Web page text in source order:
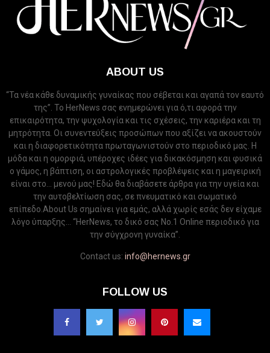
ABOUT US
“Τα νέα κάθε δυναμικής γυναίκας που σέβεται και αγαπά τον εαυτό
της”. Το HerNews σας ενημερώνει για ό,τι αφορά την
επικαιρότητα, την ψυχολογία και τις σχέσεις, την καριέρα και τη
μητρότητα. Οι συνεντεύξεις προσώπων που αξίζει να ακουστούν
και η διαφορετικότητα πρωταγωνιστούν στο περιοδικό μας. Η
μόδα και η ομορφιά, υπέροχες ιδέες για δικακόσμηση και φυσικά
ο γάμος, η βάπτιση, οι αστρολογικές προβλέψεις και η μαγειρική
είναι στο... μενού μας! Εδώ θα διαβάσετε άρθρα για την υγεία και
την αυτοβελτίωση σας, σε πνευματικό και σωματικό
επίπεδο.About Us σημαίνει για εμάς, αλλά χωρίς εσάς δεν είχαμε
λόγο ύπαρξης... “HerNews, το δικό σας Νo.1 Online περιοδικό για
την σύγχρονη γυναίκα”.
Contact us: info@hernews.gr
FOLLOW US